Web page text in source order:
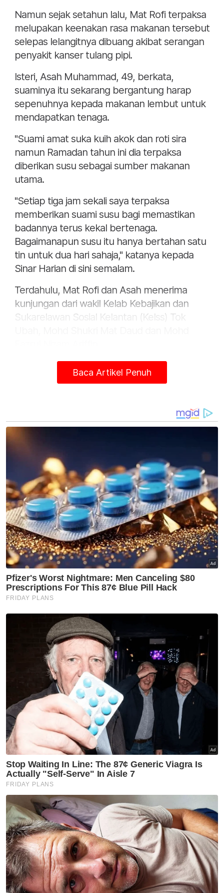
Namun sejak setahun lalu, Mat Rofi terpaksa
melupakan keenakan rasa makanan tersebut
selepas lelangitnya dibuang akibat serangan
penyakit kanser tulang pipi.
Isteri, Asah Muhammad, 49, berkata,
suaminya itu sekarang bergantung harap
sepenuhnya kepada makanan lembut untuk
mendapatkan tenaga.
"Suami amat suka kuih akok dan roti sira
namun Ramadan tahun ini dia terpaksa
diberikan susu sebagai sumber makanan
utama.
"Setiap tiga jam sekali saya terpaksa
memberikan suami susu bagi memastikan
badannya terus kekal bertenaga.
Bagaimanapun susu itu hanya bertahan satu
tin untuk dua hari sahaja," katanya kepada
Sinar Harian di sini semalam.
Terdahulu, Mat Rofi dan Asah menerima
kunjungan dari wakil Kelab Kebajikan dan
Sukarelawan Sosial Kelantan (Kelss) Tok
Mat Rofi (dua dari kanan) menerima kunjungan dari wakil Kelss di
rumahnya di Kampung Kual.
Menurutnya, sejak kanser menyerang Mat
Rofi hilang upaya untuk bekerja dan tahap
kesihatannya makin menyusut selain
terpaksa 'berperang' dengan kesakitan.
"Hasil upah dari kerja-kerja menoreh getah itu
dapatlah saya gunakan untuk menyara suami
dan empat anak yang masih bersekolah.
Artikel Berkaitan:
Pasir Mas, Tumpat 'hotspot' laluan penyeludup
Artis dikir barat agih air percuma sepanjang
Ramadan
4,320 al-Quran tiada perakuan KDN dirampas
sepanjang Ramadan
Baca Artikel Penuh